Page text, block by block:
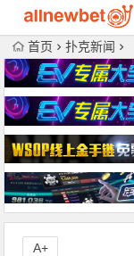
首页 扑克新闻
A+